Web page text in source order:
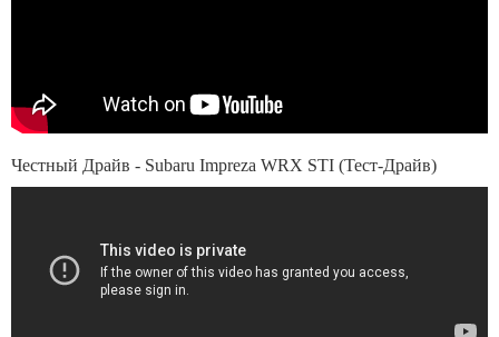
Честный Драйв - Subaru Impreza WRX STI (Тест-Драйв)